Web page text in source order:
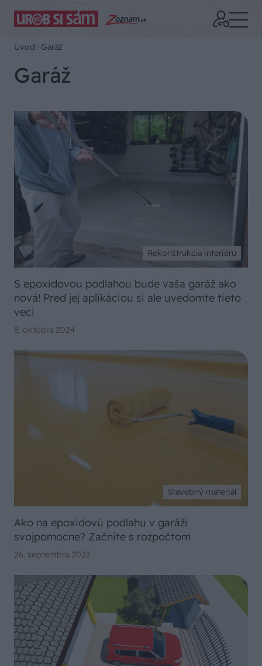
Úvod Garáž
Garáž
Rekonštrukcia interiéru
S epoxidovou podlahou bude vaša garáž ako
nová! Pred jej aplikáciou si ale uvedomte tieto
veci
8. októbra 2024
Stavebný materiál
Ako na epoxidovú podlahu v garáži
svojpomocne? Začnite s rozpočtom
26. septembra 2023